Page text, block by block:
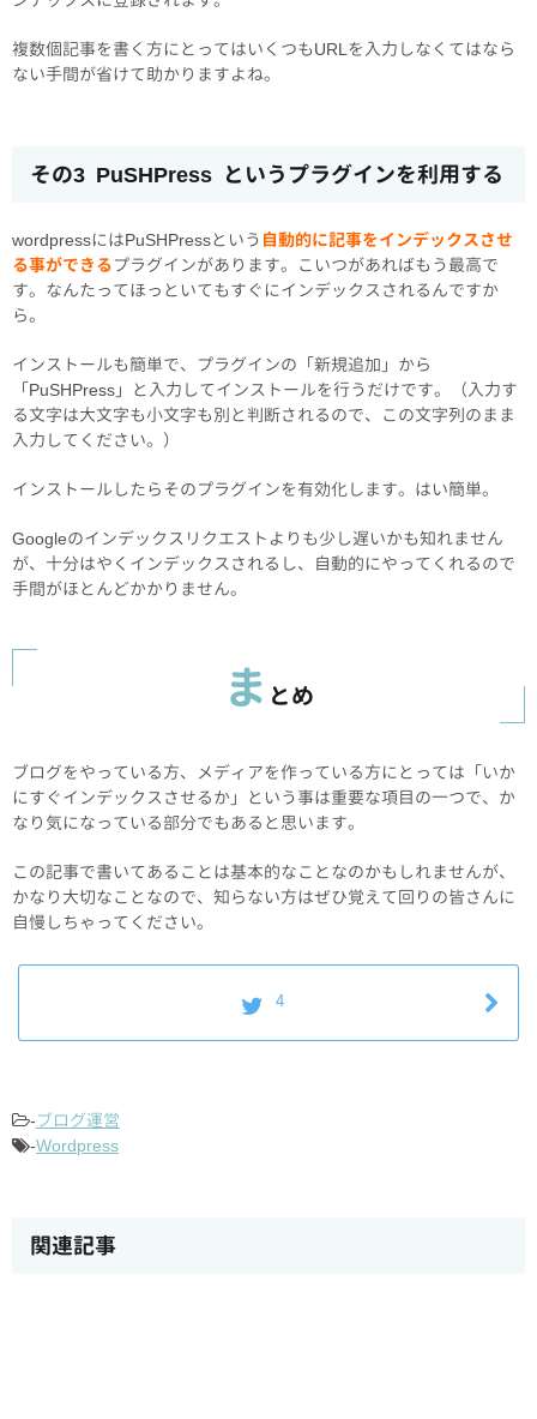
複数個記事を書く方にとってはいくつもURLを入力しなくてはなら
ない手間が省けて助かりますよね。
その3 PuSHPress というプラグインを利用する
wordpressにはPuSHPressという 自動的に記事をインデックスさせ
る事ができるプラグインがあります。こいつがあればもう最高で
す。なんたってほっといてもすぐにインデックスされるんですか
ら。
インストールも簡単で、プラグインの「新規追加」から
「PuSHPress」と入力してインストールを行うだけです。（入力す
る文字は大文字も小文字も別と判断されるので、この文字列のまま
入力してください。）
インストールしたらそのプラグインを有効化します。はい簡単。
Googleのインデックスリクエストよりも少し遅いかも知れません
が、十分はやくインデックスされるし、自動的にやってくれるので
手間がほとんどかかりません。
ま とめ
ブログをやっている方、メディアを作っている方にとっては「いか
にすぐインデックスさせるか」という事は重要な項目の一つで、か
なり気になっている部分でもあると思います。
この記事で書いてあることは基本的なことなのかもしれませんが、
かなり大切なことなので、知らない方はぜひ覚えて回りの皆さんに
自慢しちゃってください。
4
-ブログ運営
-Wordpress
関連記事